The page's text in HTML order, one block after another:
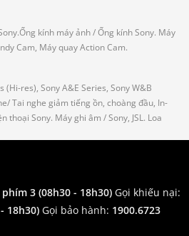
kính máy ảnh / Ống kính Sony. Máy
Cam, Máy quay Action Cam.
(Hi-res), Sony A&E Series, Sony W&B
/ Tai nghe giảm tiếng ồn, choàng đầu, In-
thoại Sony. Máy ghi âm / Sony, JSL. Loa
phím 3 (08h30 - 18h30) Gọi khiếu nại:
18h30) Gọi bảo hành: 1900.6723